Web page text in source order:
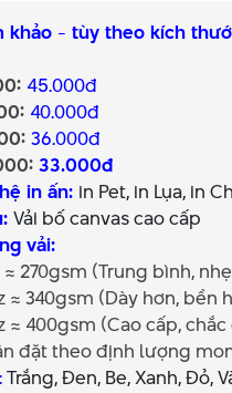
khảo - tùy theo kích
45.000đ
40.000đ
36.000đ
33.000đ
in ấn: in Pet, in Lụa, in
Vải bố canvas cao cấp
vải:
(Trung bình,
(Dày hơn, bền
(Cao cấp, chắc
theo định lượng
:Trắng, Đen, Be, Xanh, Đỏ,